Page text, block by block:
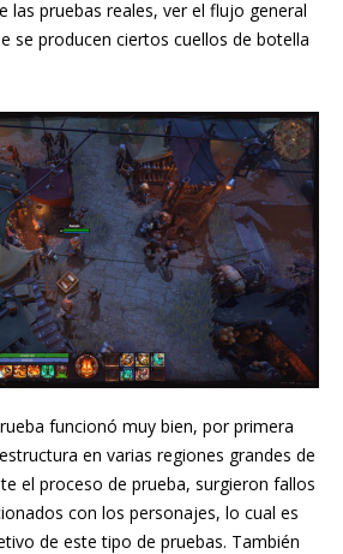
las pruebas reales, ver el flujo general
se producen ciertos cuellos de botella
funcionó muy bien, por primera
en varias regiones grandes de
el proceso de prueba, surgieron fallos
con los personajes, lo cual es
de este tipo de pruebas. También